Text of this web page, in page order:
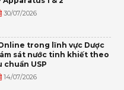
30/07/2026
trong lĩnh vực Dược
sát nước tinh khiết theo
chuẩn USP
14/07/2026